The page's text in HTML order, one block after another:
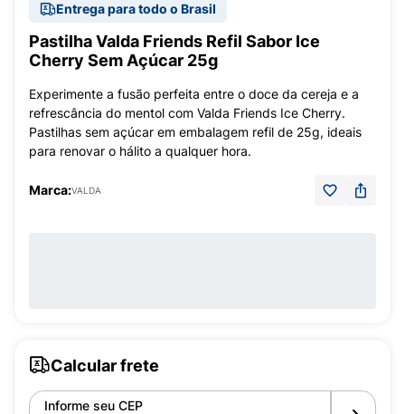
Entrega para todo o Brasil
Pastilha Valda Friends Refil Sabor Ice
Cherry Sem Açúcar 25g
Experimente a fusão perfeita entre o doce da cereja e a
refrescância do mentol com Valda Friends Ice Cherry.
Pastilhas sem açúcar em embalagem refil de 25g, ideais
para renovar o hálito a qualquer hora.
Marca:VALDA
Calcular frete
Informe seu CEP